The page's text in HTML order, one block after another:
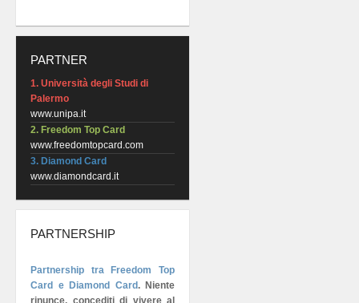
PARTNER
1. Università degli Studi di
Palermo
www.unipa.it
2. Freedom Top Card
www.freedomtopcard.com
3. Diamond Card
www.diamondcard.it
PARTNERSHIP
Partnership tra Freedom Top
Card e Diamond Card. Niente
rinunce, concediti di vivere al